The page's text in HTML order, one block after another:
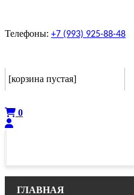
Телефоны: +7 (993) 925-88-48
[корзина пустая]
0
ГЛАВНАЯ